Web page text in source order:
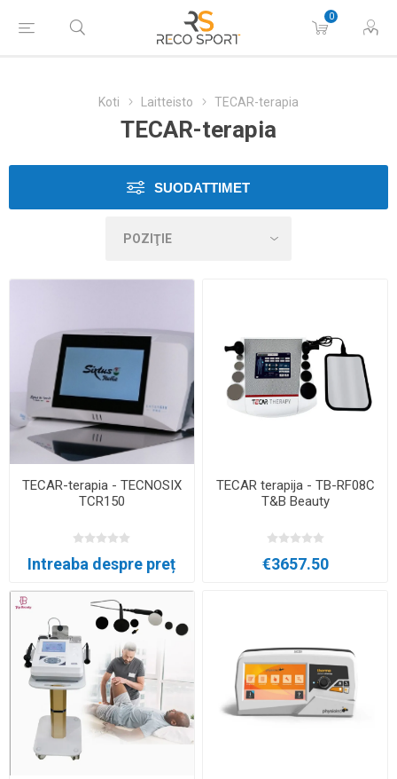
0
Koti Laitteisto TECAR-terapia
TECAR-terapia
SUODATTIMET
TECAR-terapia - TECNOSIX
TCR150
Intreaba despre preț
TECAR terapija - TB-RF08C
T&B Beauty
€3657.50